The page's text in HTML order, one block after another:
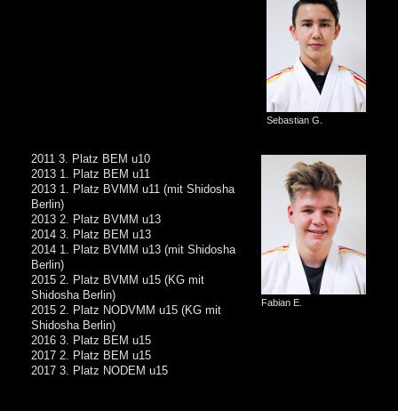
Sebastian G.
Fabian E.
2011 3. Platz BEM u10
2013 1. Platz BEM u11
2013 1. Platz BVMM u11 (mit Shidosha
Berlin)
2013 2. Platz BVMM u13
2014 3. Platz BEM u13
2014 1. Platz BVMM u13 (mit Shidosha
Berlin)
2015 2. Platz BVMM u15 (KG mit
Shidosha Berlin)
2015 2. Platz NODVMM u15 (KG mit
Shidosha Berlin)
2016 3. Platz BEM u15
2017 2. Platz BEM u15
2017 3. Platz NODEM u15